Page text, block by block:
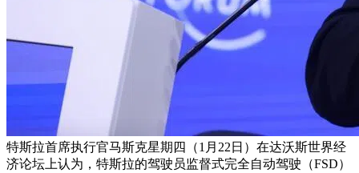
特斯拉首席执行官马斯克星期四（1月22日）在达沃斯世界经
济论坛上认为，特斯拉的驾驶员监督式完全自动驾驶（FSD）